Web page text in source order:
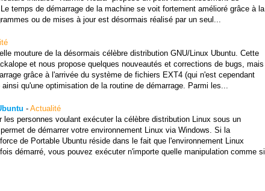
temps de démarrage de la machine se voit fortement amélioré grâce à la
ou de mises à jour est désormais réalisé par un seul...
mouture de la désormais célèbre distribution GNU/Linux Ubuntu. Cette
et nous propose quelques nouveautés et corrections de bugs, mais
grâce à l'arrivée du système de fichiers EXT4 (qui n'est cependant
qu'une optimisation de la routine de démarrage. Parmi les...
- Actualité
les personnes voulant exécuter la célèbre distribution Linux sous un
de démarrer votre environnement Linux via Windows. Si la
de Portable Ubuntu réside dans le fait que l'environnement Linux
démarré, vous pouvez exécuter n'importe quelle manipulation comme si